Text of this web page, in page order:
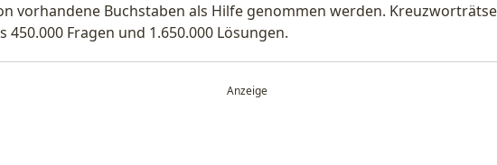
vorhandene Buchstaben als Hilfe genommen werden.
Fragen und 1.650.000 Lösungen.